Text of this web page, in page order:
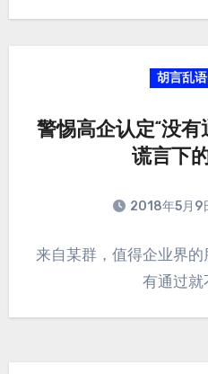
胡言乱
警惕高企认定“没有
谎言下
2018年5月9
来自某群，值得企业界
有通过就